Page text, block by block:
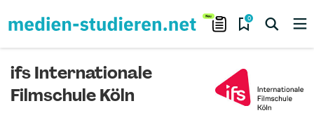
0
ifs Internationale
Filmschule Köln